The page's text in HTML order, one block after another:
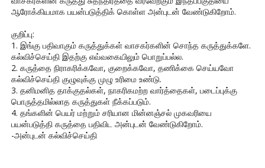
ஆரோக்கியமாக பயன்படுத்திக் கொள்ள அன்புடன் வேண்டுகிறோம்.
குறிப்பு:
1. இங்கு பதிவாகும் கருத்துக்கள் வாசகர்களின் சொந்த கருத்துக்களே.
கல்விச்செய்தி இதற்கு எவ்வகையிலும் பொறுப்பல்ல.
2. கருத்தை நிராகரிக்கவோ, குறைக்கவோ, தணிக்கை செய்யவோ
கல்விச்செய்தி குழுவுக்கு முழு உரிமை உண்டு.
3. தனிமனித தாக்குதல்கள், நாகரிகமற்ற வார்த்தைகள், படைப்புக்கு
பொருத்தமில்லாத கருத்துகள் நீக்கப்படும்.
4. தங்களின் பெயர் மற்றும் சரியான மின்னஞ்சல் முகவரியை
பயன்படுத்தி கருத்தை பதிவிட அன்புடன் வேண்டுகிறோம்.
-அன்புடன் கல்விச்செய்தி